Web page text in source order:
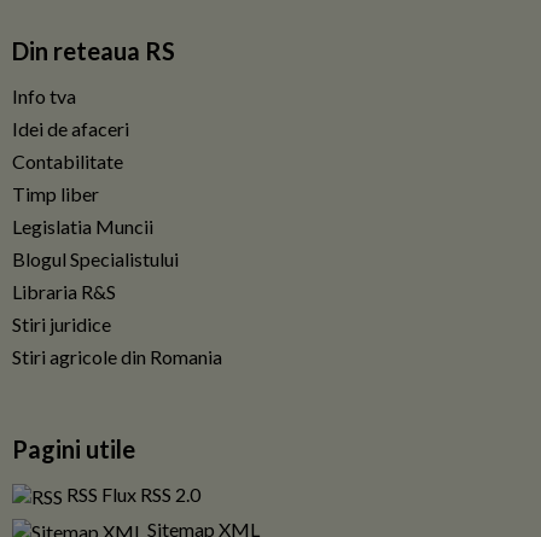
Din reteaua RS
Info tva
Idei de afaceri
Contabilitate
Timp liber
Legislatia Muncii
Blogul Specialistului
Libraria R&S
Stiri juridice
Stiri agricole din Romania
Pagini utile
RSS Flux RSS 2.0
Sitemap XML